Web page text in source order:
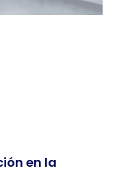
en la